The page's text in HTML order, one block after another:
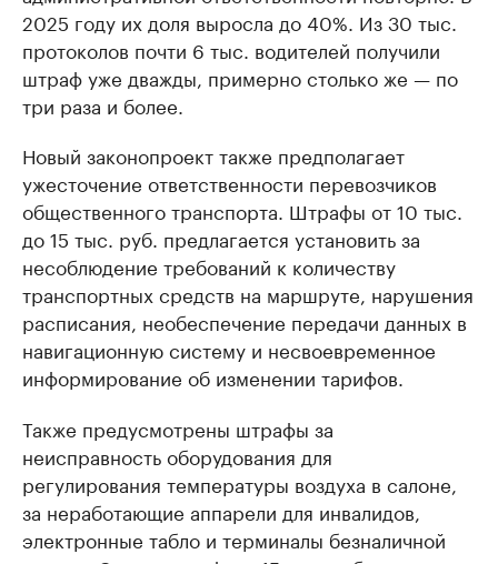
2025 году их доля выросла до 40%. Из 30 тыс.
протоколов почти 6 тыс. водителей получили
штраф уже дважды, примерно столько же — по
три раза и более.
Новый законопроект также предполагает
ужесточение ответственности перевозчиков
общественного транспорта. Штрафы от 10 тыс.
до 15 тыс. руб. предлагается установить за
несоблюдение требований к количеству
транспортных средств на маршруте, нарушения
расписания, необеспечение передачи данных в
навигационную систему и несвоевременное
информирование об изменении тарифов.
Также предусмотрены штрафы за
неисправность оборудования для
регулирования температуры воздуха в салоне,
за неработающие аппарели для инвалидов,
электронные табло и терминалы безналичной